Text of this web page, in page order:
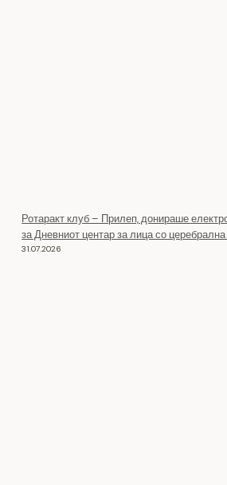
Ротаракт клуб – Прилеп, донираше
за Дневниот центар за лица со
31.07.2026